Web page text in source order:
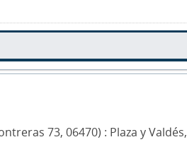
73, 06470) : Plaza y Valdés,